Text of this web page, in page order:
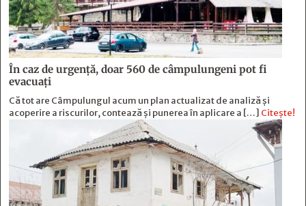
În caz de urgență, doar 560 de câmpulungeni pot fi
evacuați
Că tot are Câmpulungul acum un plan actualizat de analiză și
acoperire a riscurilor, contează și punerea în aplicare a […] Citește!